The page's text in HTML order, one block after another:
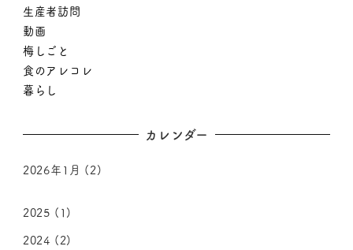
生産者訪問
動画
梅しごと
食のアレコレ
暮らし
カレンダー
2026年1月 (2)
2025 (1)
2024 (2)